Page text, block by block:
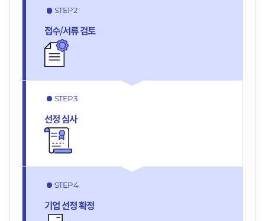
STEP 2
접수/서류검토
STEP 3
선정심사
STEP 4
기업 선정확정